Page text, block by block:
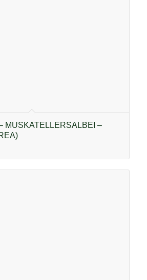
MUSKATELLERSALBEI –